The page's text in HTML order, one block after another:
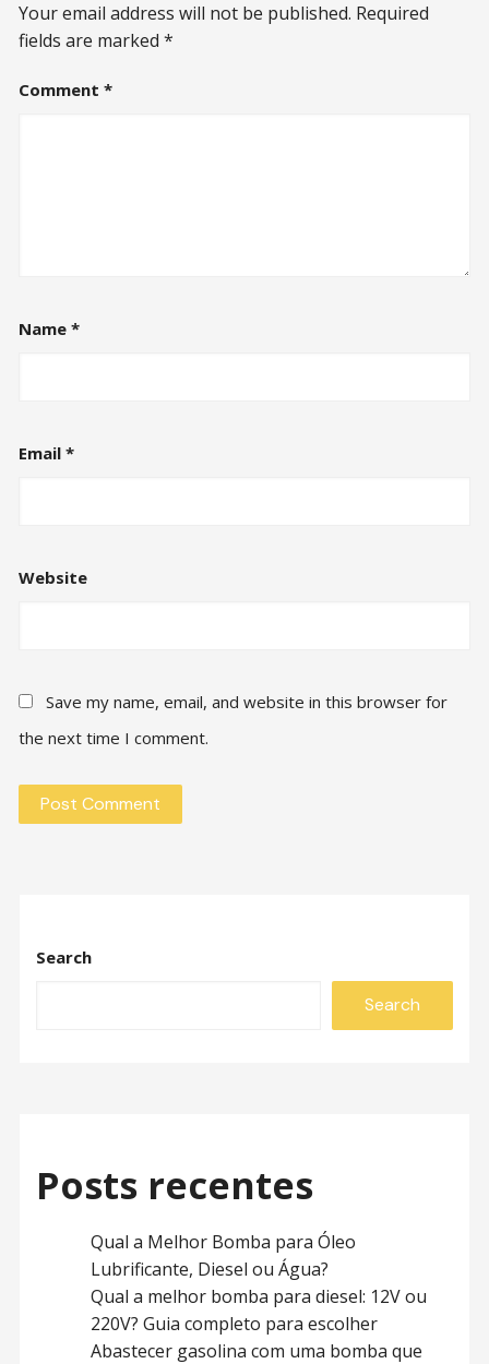
Your email address will not be published. Required
fields are marked*
Comment*
Name*
Email*
Website
Save my name, email, and website in this browser for
the next time I comment.
Search
Search
Posts recentes
Qual a Melhor Bomba para Óleo
Lubrificante, Diesel ou Água?
Qual a melhor bomba para diesel: 12V ou
220V? Guia completo para escolher
Abastecer gasolina com uma bomba que